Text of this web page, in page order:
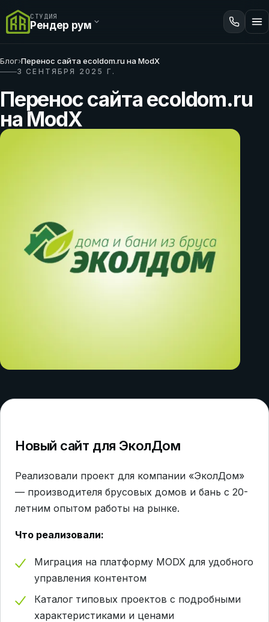
СТУДИЯ
Рендер рум
Блог›Перенос сайта ecoldom.ru на ModX
3 СЕНТЯБРЯ 2025 Г.
Перенос сайта ecoldom.ru
на ModX
Новый сайт для ЭколДом
Реализовали проект для компании «ЭколДом»
— производителя брусовых домов и бань с 20-
летним опытом работы на рынке.
Что реализовали:
Миграция на платформу MODX для удобного
управления контентом
Каталог типовых проектов с подробными
характеристиками и ценами